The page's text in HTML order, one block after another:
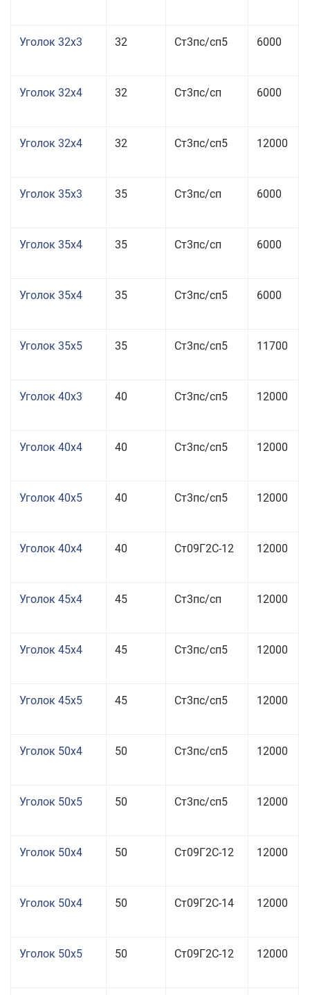
Уголок 32x3 32 Ст3пс/сп5 6000
Уголок 32x4 32 Ст3пс/сп 6000
Уголок 32x4 32 Ст3пс/сп5 12000
Уголок 35x3 35 Ст3пс/сп 6000
Уголок 35x4 35 Ст3пс/сп 6000
Уголок 35x4 35 Ст3пс/сп5 6000
Уголок 35x5 35 Ст3пс/сп5 11700
Уголок 40x3 40 Ст3пс/сп5 12000
Уголок 40x4 40 Ст3пс/сп5 12000
Уголок 40x5 40 Ст3пс/сп5 12000
Уголок 40x4 40 Ст09Г2С-12 12000
Уголок 45x4 45 Ст3пс/сп 12000
Уголок 45x4 45 Ст3пс/сп5 12000
Уголок 45x5 45 Ст3пс/сп5 12000
Уголок 50x4 50 Ст3пс/сп5 12000
Уголок 50x5 50 Ст3пс/сп5 12000
Уголок 50x4 50 Ст09Г2С-12 12000
Уголок 50x4 50 Ст09Г2С-14 12000
Уголок 50x5 50 Ст09Г2С-12 12000